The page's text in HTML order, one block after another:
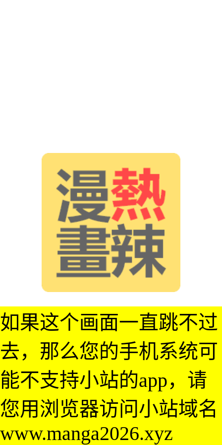
如果这个画面一直跳不过
去，那么您的手机系统可
能不支持小站的app，请
您用浏览器访问小站域名
www.manga2026.xyz